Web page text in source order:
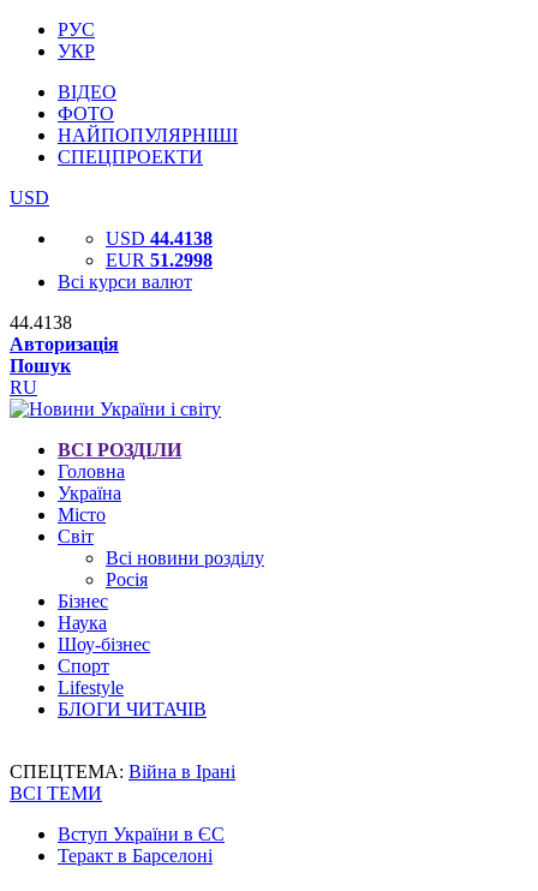
РУС
УКР
ВІДЕО
ФОТО
НАЙПОПУЛЯРНІШІ
СПЕЦПРОЕКТИ
USD
USD 44.4138
EUR 51.2998
Всі курси валют
44.4138
Авторизація
Пошук
RU
ВСІ РОЗДІЛИ
Головна
Україна
Місто
Світ
Всі новини розділу
Росія
Бізнес
Наука
Шоу-бізнес
Спорт
Lifestyle
БЛОГИ ЧИТАЧІВ
СПЕЦТЕМА: Війна в Ірані
ВСІ ТЕМИ
Вступ України в ЄС
Теракт в Барселоні